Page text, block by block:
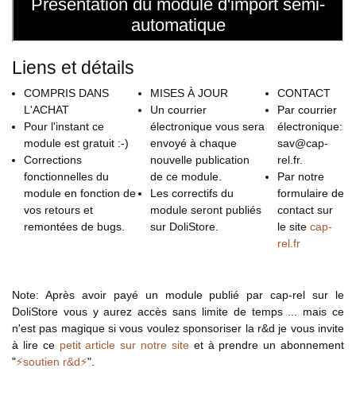
Liens et détails
COMPRIS DANS
L'ACHAT
Pour l'instant ce
module est gratuit :-)
Corrections
fonctionnelles du
module en fonction de
vos retours et
remontées de bugs.
MISES À JOUR
Un courrier
électronique vous sera
envoyé à chaque
nouvelle publication
de ce module.
Les correctifs du
module seront publiés
sur DoliStore.
CONTACT
Par courrier
électronique:
sav@cap-
rel.fr.
Par notre
formulaire de
contact sur
le site cap-
rel.fr
Note: Après avoir payé un module publié par cap-rel sur le
DoliStore vous y aurez accès sans limite de temps ... mais ce
n'est pas magique si vous voulez sponsoriser la r&d je vous invite
à lire ce petit article sur notre siteet à prendre un abonnement
"⚡soutien r&d⚡".